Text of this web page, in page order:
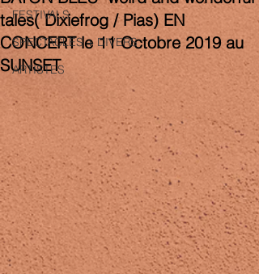
FESTIVALS
SPECTACLES + DIVERS
ARTISTES
tales( Dixiefrog / Pias) EN
CONCERT le 11 Octobre 2019 au
SUNSET